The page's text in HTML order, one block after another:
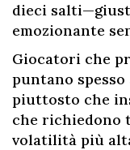
dieci
emozionante
Giocatori che
puntano
piuttosto che
che richiedono
volatilità più